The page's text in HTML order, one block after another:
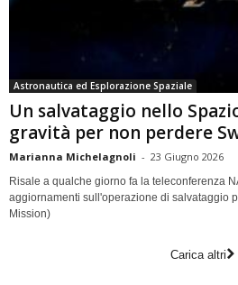
Astronautica ed Esplorazione Spaziale
Un salvataggio nello
gravità per non perdere
Marianna Michelagnoli - 23 Giugno 2026
Risale a qualche giorno fa la teleconferenza
aggiornamenti sull'operazione di salvataggio
Mission)
Carica altri